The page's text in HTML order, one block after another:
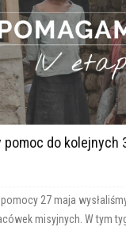
pomoc do kolejnych
27 maja
misyjnych. W tym